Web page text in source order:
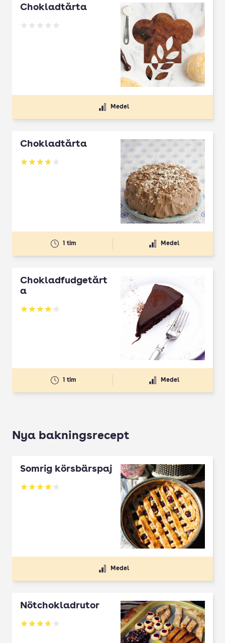
Chokladtårta
Betyg: 0 av 5
Medel
Chokladtårta
Betyg: 3.74 av 5
1 tim Medel
Chokladfudgetårt
a
Betyg: 4.07 av 5
1 tim Medel
Nya bakningsrecept
Somrig körsbärspaj
Betyg: 4 av 5
Medel
Nötchokladrutor
Betyg: 3.65 av 5